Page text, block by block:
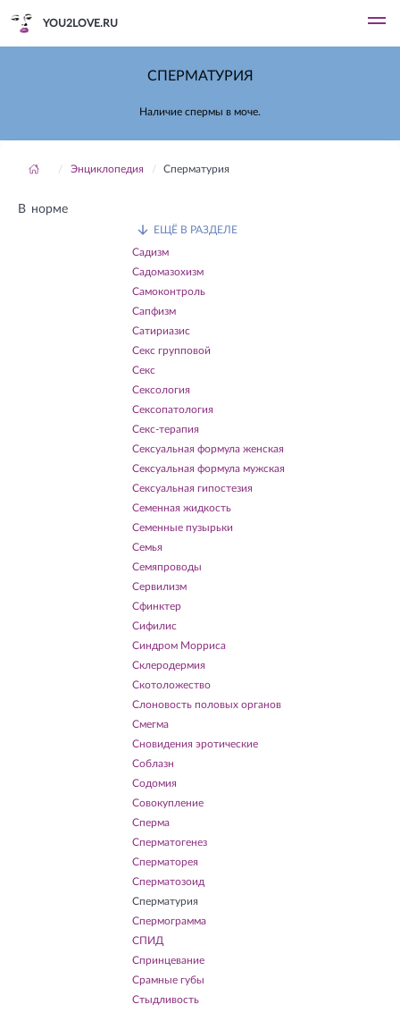
YOU2LOVE.RU
СПЕРМАТУРИЯ
Наличие спермы в моче.
Энциклопедия Сперматурия
ЕЩЁ В РАЗДЕЛЕ
Садизм
Садомазохизм
Самоконтроль
Сапфизм
Сатириазис
Секс групповой
Секс
Сексология
Сексопатология
Секс-терапия
Сексуальная формула женская
Сексуальная формула мужская
Сексуальная гипостезия
Семенная жидкость
Семенные пузырьки
Семья
Семяпроводы
Сервилизм
Сфинктер
Сифилис
Синдром Морриса
Склеродермия
Скотоложество
Слоновость половых органов
Смегма
Сновидения эротические
Соблазн
Содомия
Совокупление
Сперма
Сперматогенез
Сперматорея
Сперматозоид
Сперматурия
Спермограмма
СПИД
Спринцевание
Срамные губы
Стыдливость
В норме